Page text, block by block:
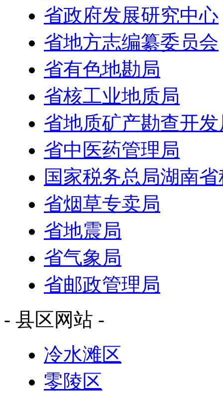
省政府发展研究中心
省地方志编纂委员会
省有色地勘局
省核工业地质局
省地质矿产勘查开发
省中医药管理局
国家税务总局湖南
省烟草专卖局
省地震局
省气象局
省邮政管理局
- 县区网站 -
冷水滩区
零陵区